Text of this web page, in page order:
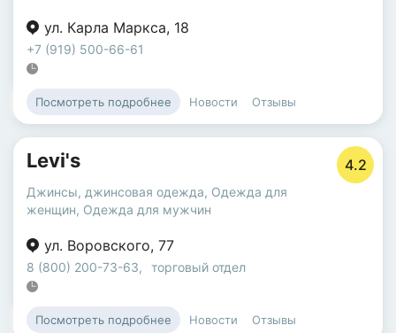
ул. Карла Маркса, 18
+7 (919) 500-66-61
Посмотреть подробнее Новости Отзывы
Levi's 4.2
Джинсы, джинсовая одежда, Одежда для
женщин, Одежда для мужчин
ул. Воровского, 77
8 (800) 200-73-63, торговый отдел
Посмотреть подробнее Новости Отзывы